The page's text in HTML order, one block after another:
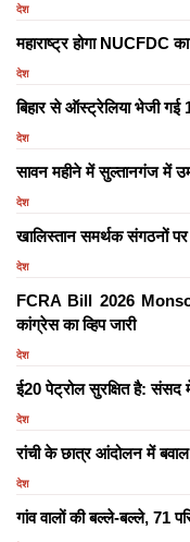
देश
महाराष्ट्र होगा NUCFDC
देश
बिहार से ऑस्ट्रेलिया भेजी गई
देश
सावन महीने में सुल्तानगंज में
देश
खालिस्तान समर्थक संगठनों
देश
FCRA Bill 2026
कांग्रेस का व्हिप जारी
देश
ई20 पेट्रोल सुरक्षित है: संसद
देश
रांची के छात्र आंदोलन में
देश
गांव वालों की बल्ले-बल्ले, 71